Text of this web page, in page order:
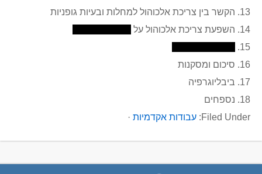
13. הקשר בין צריכת אלכוהול למחלות ובעיות גופניות
14. השפעת צריכת אלכוהול על
15.
16. סיכום ומסקנות
17. ביבליוגרפיה
18. נספחים
Filed Under: עבודות אקדמיות ·